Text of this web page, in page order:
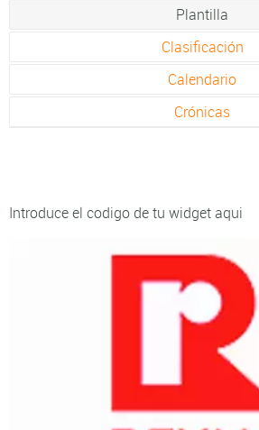
Plantilla
Clasificación
Calendario
Crónicas
Introduce el codigo de tu widget aqui